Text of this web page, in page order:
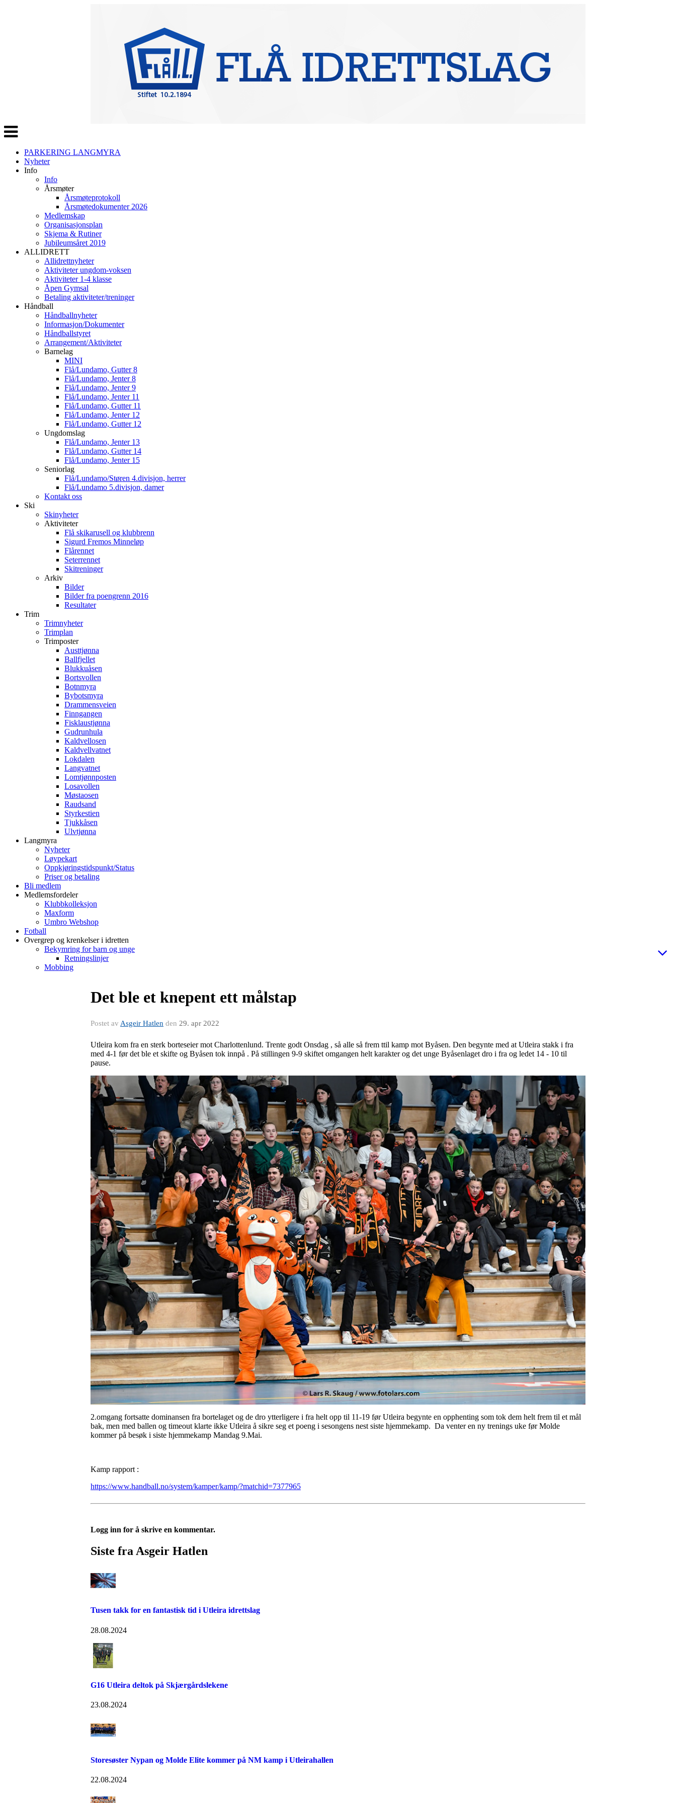
Veksle
navigasjon
PARKERING LANGMYRA
Nyheter
Info
Info
Årsmøter
Årsmøteprotokoll
Årsmøtedokumenter 2026
Medlemskap
Organisasjonsplan
Skjema & Rutiner
Jubileumsåret 2019
ALLIDRETT
Allidrettnyheter
Aktiviteter ungdom-voksen
Aktiviteter 1-4 klasse
Åpen Gymsal
Betaling aktiviteter/treninger
Håndball
Håndballnyheter
Informasjon/Dokumenter
Håndballstyret
Arrangement/Aktiviteter
Barnelag
MINI
Flå/Lundamo, Gutter 8
Flå/Lundamo, Jenter 8
Flå/Lundamo, Jenter 9
Flå/Lundamo, Jenter 11
Flå/Lundamo, Gutter 11
Flå/Lundamo, Jenter 12
Flå/Lundamo, Gutter 12
Ungdomslag
Flå/Lundamo, Jenter 13
Flå/Lundamo, Gutter 14
Flå/Lundamo, Jenter 15
Seniorlag
Flå/Lundamo/Støren 4.divisjon, herrer
Flå/Lundamo 5.divisjon, damer
Kontakt oss
Ski
Skinyheter
Aktiviteter
Flå skikarusell og klubbrenn
Sigurd Fremos Minneløp
Flårennet
Seterrennet
Skitreninger
Arkiv
Bilder
Bilder fra poengrenn 2016
Resultater
Trim
Trimnyheter
Trimplan
Trimposter
Austtjønna
Ballfjellet
Blukkuåsen
Bortsvollen
Botnmyra
Bybotsmyra
Drammensveien
Finngangen
Fisklaustjønna
Gudrunhula
Kaldvellosen
Kaldvellvatnet
Lokdalen
Langvatnet
Lomtjønnposten
Losavollen
Møstaosen
Raudsand
Styrkestien
Tjukkåsen
Ulvtjønna
Langmyra
Nyheter
Løypekart
Oppkjøringstidspunkt/Status
Priser og betaling
Bli medlem
Medlemsfordeler
Klubbkolleksjon
Maxform
Umbro Webshop
Fotball
Overgrep og krenkelser i idretten
Bekymring for barn og unge
Retningslinjer
Mobbing
Det ble et knepent ett målstap
Postet av Asgeir Hatlen den 29. apr 2022
Utleira kom fra en sterk borteseier mot Charlottenlund. Trente godt Onsdag , så alle så frem ttil kamp mot Byåsen. Den begynte med at Utleira stakk i fra
med 4-1 før det ble et skifte og Byåsen tok innpå . På stillingen 9-9 skiftet omgangen helt karakter og det unge Byåsenlaget dro i fra og ledet 14 - 10 til
pause.
2.omgang fortsatte dominansen fra bortelaget og de dro ytterligere i fra helt opp til 11-19 før Utleira begynte en opphenting som tok dem helt frem til et mål
bak, men med ballen og timeout klarte ikke Utleira å sikre seg et poeng i sesongens nest siste hjemmekamp. Da venter en ny trenings uke før Molde
kommer på besøk i siste hjemmekamp Mandag 9.Mai.
Kamp rapport :
https://www.handball.no/system/kamper/kamp/?matchid=7377965
Logg inn for å skrive en kommentar.
Siste fra Asgeir Hatlen
Tusen takk for en fantastisk tid i Utleira idrettslag
28.08.2024
G16 Utleira deltok på Skjærgårdslekene
23.08.2024
Storesøster Nypan og Molde Elite kommer på NM kamp i Utleirahallen
22.08.2024